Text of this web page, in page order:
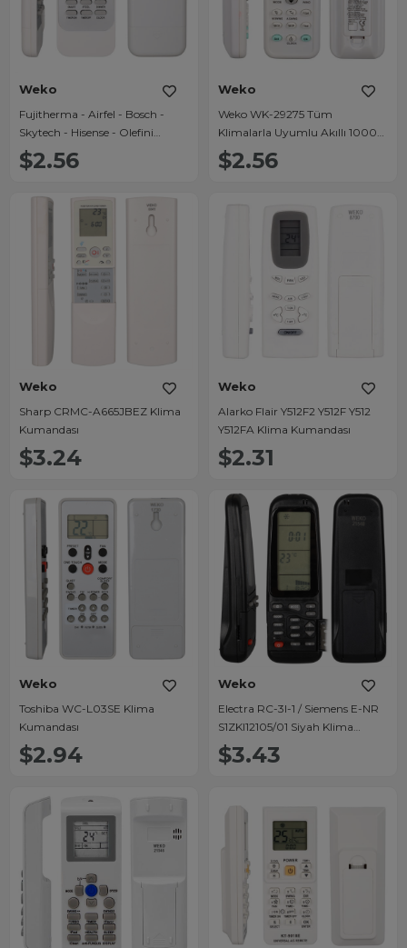
Weko
Fujitherma - Airfel - Bosch -
Skytech - Hisense - Olefini
DG11J1-01 Klima Kumandası
$2.56
Weko
Weko WK-29275 Tüm
Klimalarla Uyumlu Akıllı 1000
Kodlu Universal Klima
Kumandası (Evrensel)
$2.56
Weko
Sharp CRMC-A665JBEZ Klima
Kumandası
$3.24
Weko
Alarko Flair Y512F2 Y512F Y512
Y512FA Klima Kumandası
$2.31
Weko
Toshiba WC-L03SE Klima
Kumandası
$2.94
Weko
Electra RC-3I-1 / Siemens E-NR
S1ZKI12105/01 Siyah Klima
Kumandası
$3.43